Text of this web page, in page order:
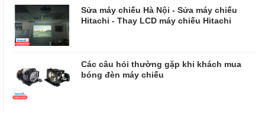
​​​​​​​Sửa máy chiếu Hà Nội - Sửa máy chiếu
Hitachi - Thay LCD máy chiếu Hitachi
Các câu hỏi thường gặp khi khách mua
bóng đèn máy chiếu